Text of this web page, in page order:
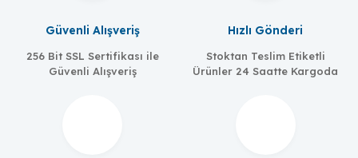
Güvenli Alışveriş
256 Bit SSL Sertifikası ile
Güvenli Alışveriş
Hızlı Gönderi
Stoktan Teslim Etiketli
Ürünler 24 Saatte Kargoda